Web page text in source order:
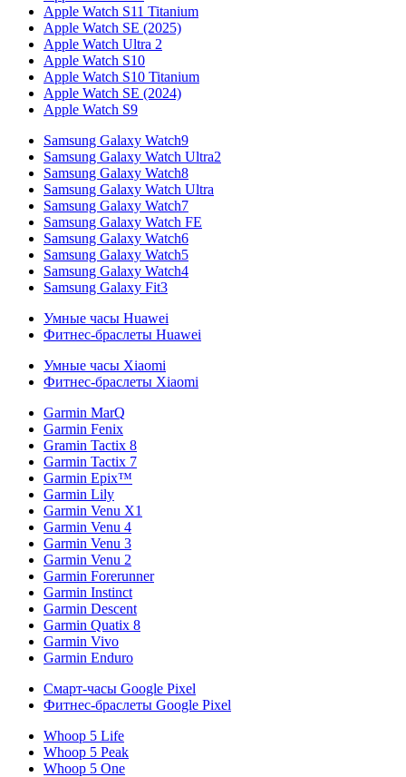
Apple Watch S11 Titanium
Apple Watch SE (2025)
Apple Watch Ultra 2
Apple Watch S10
Apple Watch S10 Titanium
Apple Watch SE (2024)
Apple Watch S9
Samsung Galaxy Watch9
Samsung Galaxy Watch Ultra2
Samsung Galaxy Watch8
Samsung Galaxy Watch Ultra
Samsung Galaxy Watch7
Samsung Galaxy Watch FE
Samsung Galaxy Watch6
Samsung Galaxy Watch5
Samsung Galaxy Watch4
Samsung Galaxy Fit3
Умные часы Huawei
Фитнес-браслеты Huawei
Умные часы Xiaomi
Фитнес-браслеты Xiaomi
Garmin MarQ
Garmin Fenix
Gramin Tactix 8
Garmin Tactix 7
Garmin Epix™
Garmin Lily
Garmin Venu X1
Garmin Venu 4
Garmin Venu 3
Garmin Venu 2
Garmin Forerunner
Garmin Instinct
Garmin Descent
Garmin Quatix 8
Garmin Vivo
Garmin Enduro
Смарт-часы Google Pixel
Фитнес-браслеты Google Pixel
Whoop 5 Life
Whoop 5 Peak
Whoop 5 One